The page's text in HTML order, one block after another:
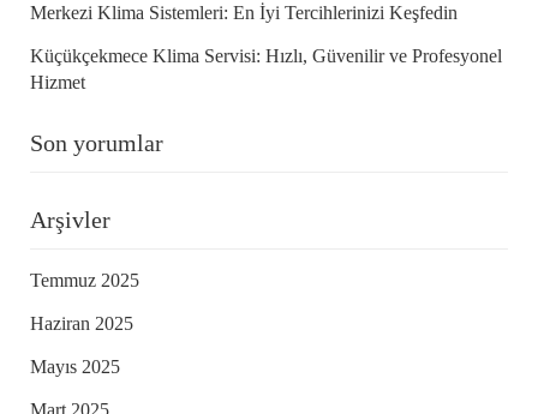
Merkezi Klima Sistemleri: En İyi Tercihlerinizi Keşfedin
Küçükçekmece Klima Servisi: Hızlı, Güvenilir ve Profesyonel
Hizmet
Son yorumlar
Arşivler
Temmuz 2025
Haziran 2025
Mayıs 2025
Mart 2025